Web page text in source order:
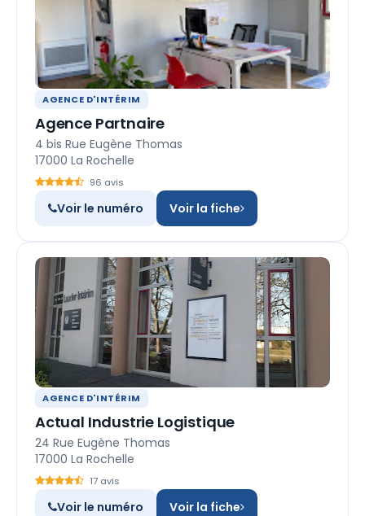
AGENCE D'INTÉRIM
Agence Partnaire
4 bis Rue Eugène Thomas
17000 La Rochelle
96 avis
Voir le numéro Voir la fiche
AGENCE D'INTÉRIM
Actual Industrie Logistique
24 Rue Eugène Thomas
17000 La Rochelle
17 avis
Voir le numéro Voir la fiche